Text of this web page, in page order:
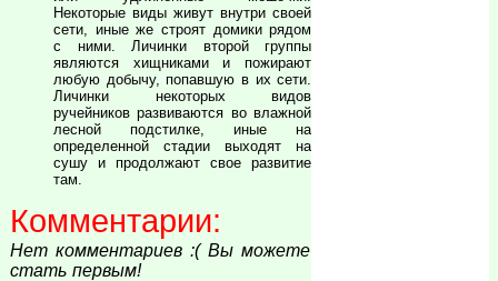
Некоторые виды живут внутри своей
сети, иные же строят домики рядом
с ними. Личинки второй группы
являются хищниками и пожирают
любую добычу, попавшую в их сети.
Личинки некоторых видов
ручейников развиваются во влажной
лесной подстилке, иные на
определенной стадии выходят на
сушу и продолжают свое развитие
там.
Комментарии:
Нет комментариев :( Вы можете
стать первым!